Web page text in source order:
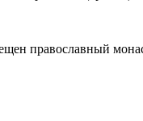
православный